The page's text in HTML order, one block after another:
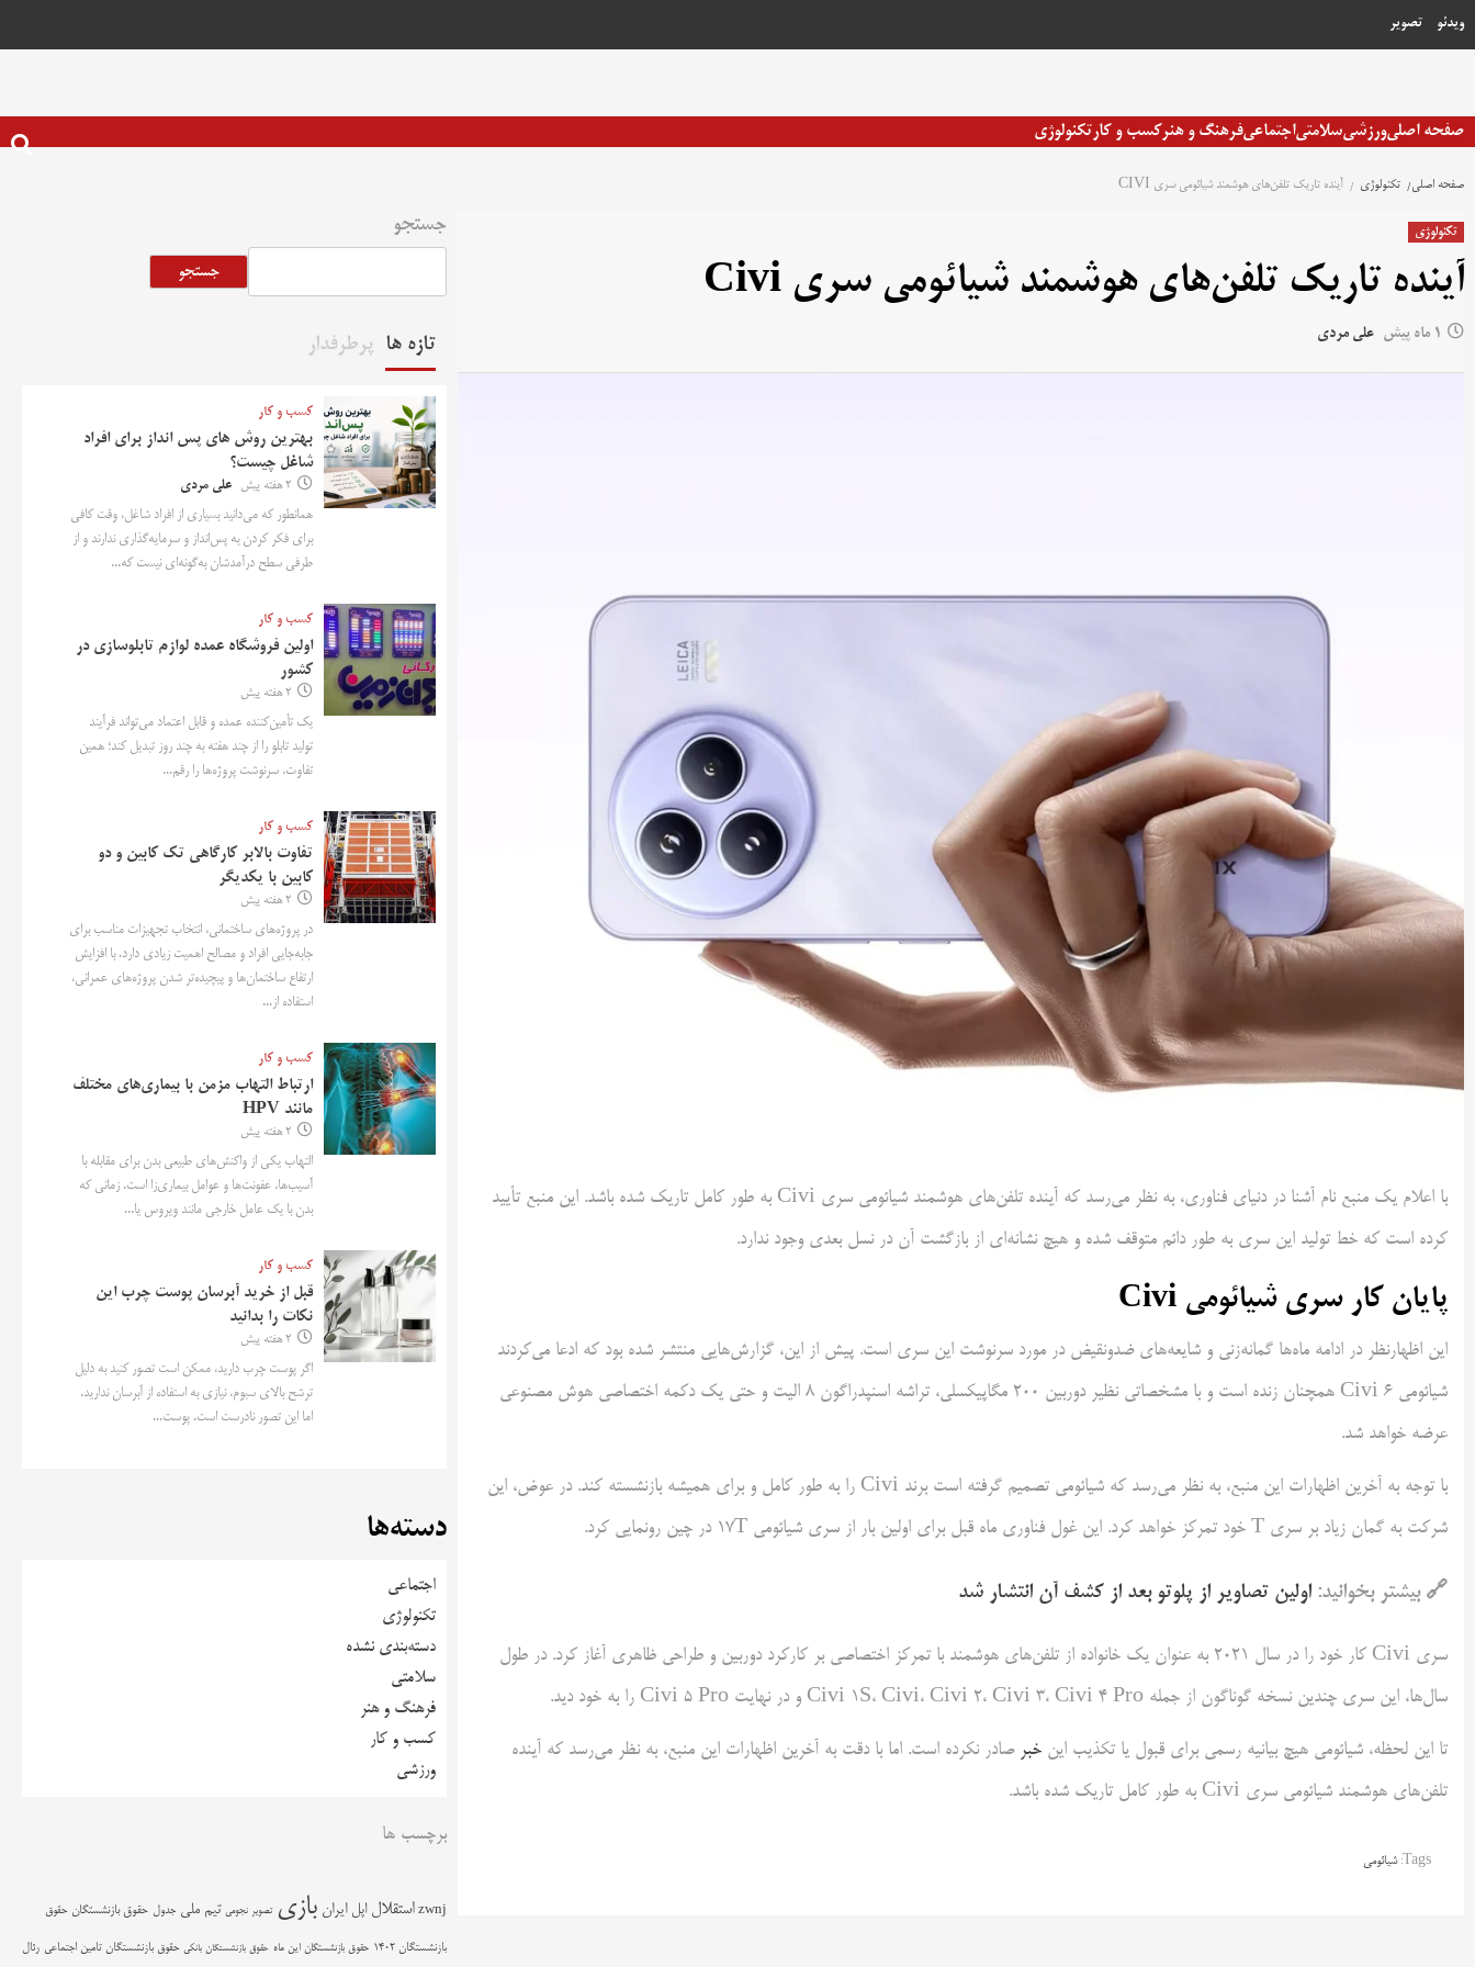
به
ویدئو تصویر
صفحه اصلیورزشیسلامتیاجتماعیفرهنگ و هنرکسب و کارتکنولوژی
صفحه اصلی تکنولوژی آینده تاریک تلفن‌های هوشمند شیائومی سری CIVI
تکنولوژی
آینده تاریک تلفن‌های هوشمند شیائومی سری Civi
1 ماه پیش علی مردی
با اعلام یک منبع نام آشنا در دنیای فناوری، به نظر می‌رسد که آینده تلفن‌های هوشمند شیائومی سری Civi به طور کامل تاریک شده باشد. این منبع تأیید
کرده است که خط تولید این سری به طور دائم متوقف شده و هیچ نشانه‌ای از بازگشت آن در نسل بعدی وجود ندارد.
پایان کار سری شیائومی Civi
این اظهارنظر در ادامه ماه‌ها گمانه‌زنی و شایعه‌های ضدونقیض در مورد سرنوشت این سری است. پیش از این، گزارش‌هایی منتشر شده بود که ادعا می‌کردند
شیائومی Civi 6 همچنان زنده است و با مشخصاتی نظیر دوربین ۲۰۰ مگاپیکسلی، تراشه اسنپدراگون ۸ الیت و حتی یک دکمه اختصاصی هوش مصنوعی
عرضه خواهد شد.
با توجه به آخرین اظهارات این منبع، به نظر می‌رسد که شیائومی تصمیم گرفته است برند Civi را به طور کامل و برای همیشه بازنشسته کند. در عوض، این
شرکت به گمان زیاد بر سری T خود تمرکز خواهد کرد. این غول فناوری ماه قبل برای اولین بار از سری شیائومی ۱۷T در چین رونمایی کرد.
🔗 بیشتر بخوانید: اولین تصاویر از پلوتو بعد از کشف آن انتشار شد
سری Civi کار خود را در سال ۲۰۲۱ به عنوان یک خانواده از تلفن‌های هوشمند با تمرکز اختصاصی بر کارکرد دوربین و طراحی ظاهری آغاز کرد. در طول
سال‌ها، این سری چندین نسخه گوناگون از جمله Civi ۱S، Civi، Civi ۲، Civi ۳، Civi ۴ Pro و در نهایت Civi ۵ Pro را به خود دید.
تا این لحظه، شیائومی هیچ بیانیه رسمی برای قبول یا تکذیب این خبر صادر نکرده است. اما با دقت به آخرین اظهارات این منبع، به نظر می‌رسد که آینده
تلفن‌های هوشمند شیائومی سری Civi به طور کامل تاریک شده باشد.
Tags: شیائومی
جستجو
جستجو
تازه ها پرطرفدار
کسب و کار
بهترین روش‌ های پس‌ انداز برای افراد
شاغل چیست؟
2 هفته پیش علی مردی
همانطور که می‌دانید بسیاری از افراد شاغل، وقت کافی
برای فکر کردن به پس‌انداز و سرمایه‌گذاری ندارند و از
طرفی سطح درآمدشان به‌گونه‌ای نیست که...
کسب و کار
اولین فروشگاه عمده لوازم تابلوسازی در
کشور
2 هفته پیش
یک تأمین‌کننده عمده و قابل اعتماد می‌تواند فرآیند
تولید تابلو را از چند هفته به چند روز تبدیل کند؛ همین
تفاوت، سرنوشت پروژه‌ها را رقم...
کسب و کار
تفاوت بالابر کارگاهی تک کابین و دو
کابین با یکدیگر
2 هفته پیش
در پروژه‌های ساختمانی، انتخاب تجهیزات مناسب برای
جابه‌جایی افراد و مصالح اهمیت زیادی دارد. با افزایش
ارتفاع ساختمان‌ها و پیچیده‌تر شدن پروژه‌های عمرانی،
استفاده از...
کسب و کار
ارتباط التهاب مزمن با بیماری‌های مختلف
مانند HPV
2 هفته پیش
التهاب یکی از واکنش‌های طبیعی بدن برای مقابله با
آسیب‌ها، عفونت‌ها و عوامل بیماری‌زا است. زمانی که
بدن با یک عامل خارجی مانند ویروس یا...
کسب و کار
قبل از خرید آبرسان پوست چرب این
نکات را بدانید
2 هفته پیش
اگر پوست چرب دارید، ممکن است تصور کنید به دلیل
ترشح بالای سبوم، نیازی به استفاده از آبرسان ندارید.
اما این تصور نادرست است. پوست...
دسته‌ها
اجتماعی
تکنولوژی
دسته‌بندی نشده
سلامتی
فرهنگ و هنر
کسب و کار
ورزشی
برچسب ها
zwnj استقلال اپل ایران بازی تصویر نجومی تیم ملی جدول حقوق بازنشستگان حقوق
بازنشستگان 1402 حقوق بازنشستگان این ماه حقوق بازنشستگان بانکی حقوق بازنشستگان تامین اجتماعی رئال